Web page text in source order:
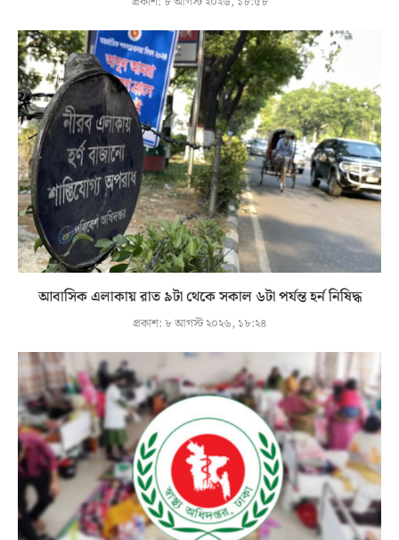
আবাসিক এলাকায় রাত ৯টা থেকে সকাল ৬টা পর্যন্ত হর্ন নিষিদ্ধ
প্রকাশ: ৮ আগস্ট ২০২৬, ১৮:২৪